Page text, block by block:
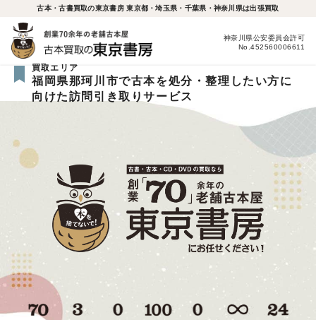
古本・古書買取の東京書房 東京都・埼玉県・千葉県・神奈川県は出張買取
神奈川県公安委員会許可
No.452560006611
買取エリア
福岡県那珂川市で古本を処分・整理したい方に
向けた訪問引き取りサービス